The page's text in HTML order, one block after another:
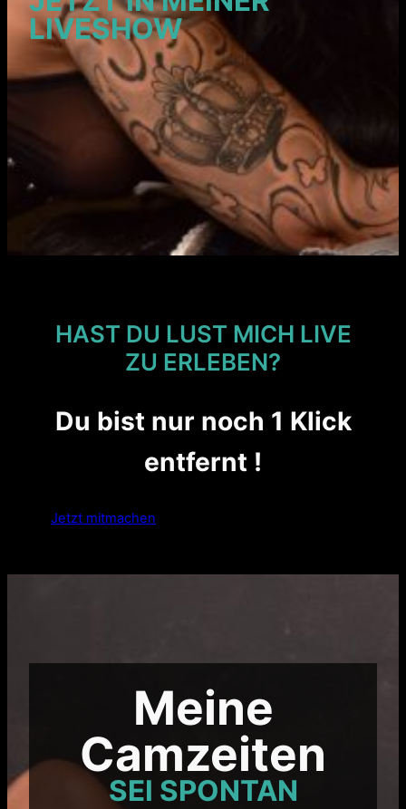
LIVESHOW
HAST DU LUST MICH LIVE
ZU ERLEBEN?
Du bist nur noch 1 Klick
entfernt !
Jetzt mitmachen
Meine
Camzeiten
SEI SPONTAN